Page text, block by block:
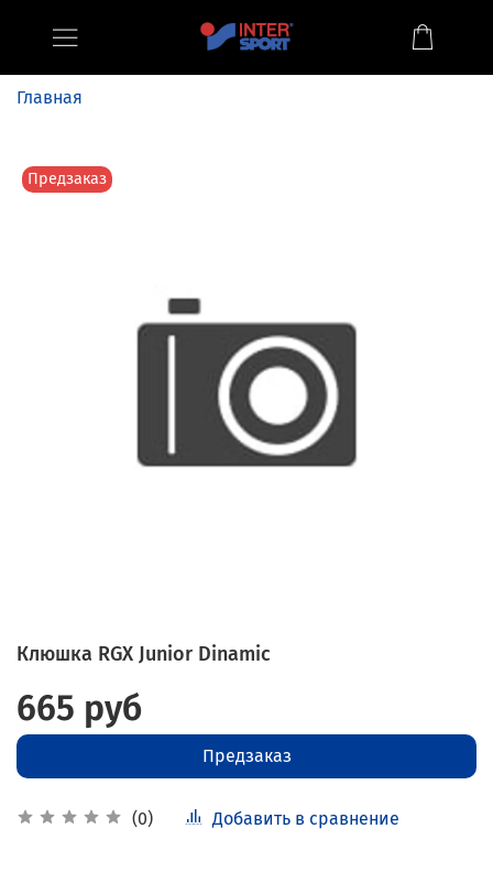
Главная
Предзаказ
Клюшка RGX Junior Dinamic
(0) Добавить в сравнение
665 руб
Предзаказ